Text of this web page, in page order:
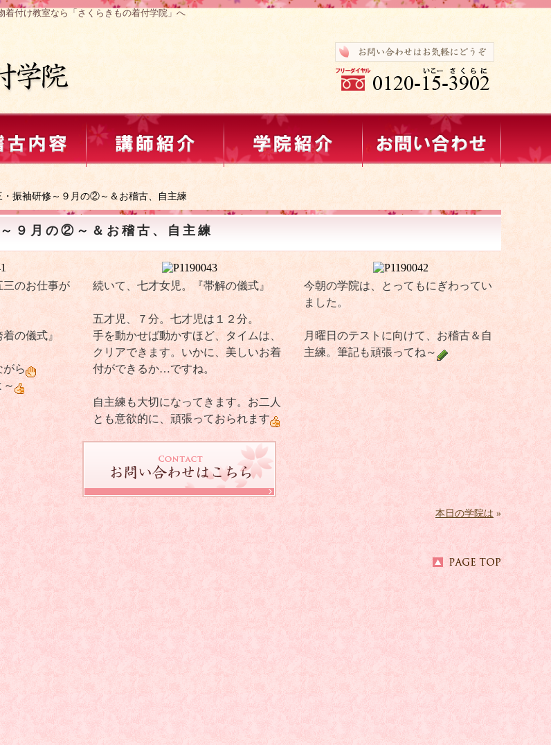
着付け教室なら「さくらきもの着付学院」へ
・振袖研修～９月の②～＆お稽古、自主練
９月の②～＆お稽古、自主練
三のお仕事が
の儀式』
がら
続いて、七才女児。『帯解の儀式』
五才児、７分。七才児は１２分。
手を動かせば動かすほど、タイムは、
クリアできます。いかに、美しいお着
付ができるか…ですね。
自主練も大切になってきます。お二人
とも意欲的に、頑張っておられます
今朝の学院は、とってもにぎわってい
ました。
月曜日のテストに向けて、お稽古＆自
主練。筆記も頑張ってね～
本日の学院は »